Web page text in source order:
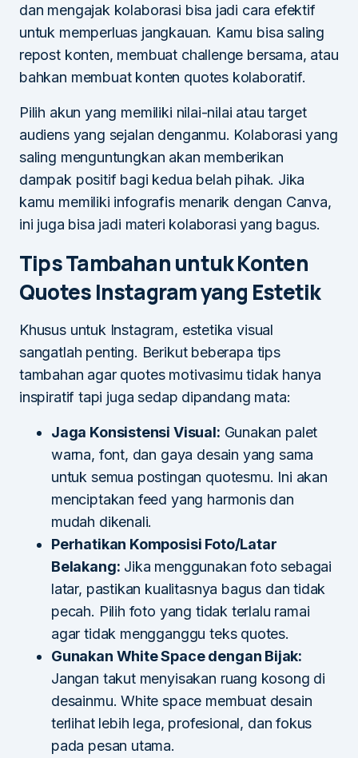
dan mengajak kolaborasi bisa jadi cara efektif
untuk memperluas jangkauan. Kamu bisa saling
repost konten, membuat challenge bersama, atau
bahkan membuat konten quotes kolaboratif.
Pilih akun yang memiliki nilai-nilai atau target
audiens yang sejalan denganmu. Kolaborasi yang
saling menguntungkan akan memberikan
dampak positif bagi kedua belah pihak. Jika
kamu memiliki infografis menarik dengan Canva,
ini juga bisa jadi materi kolaborasi yang bagus.
Tips Tambahan untuk Konten
Quotes Instagram yang Estetik
Khusus untuk Instagram, estetika visual
sangatlah penting. Berikut beberapa tips
tambahan agar quotes motivasimu tidak hanya
inspiratif tapi juga sedap dipandang mata:
Jaga Konsistensi Visual: Gunakan palet
warna, font, dan gaya desain yang sama
untuk semua postingan quotesmu. Ini akan
menciptakan feed yang harmonis dan
mudah dikenali.
Perhatikan Komposisi Foto/Latar
Belakang: Jika menggunakan foto sebagai
latar, pastikan kualitasnya bagus dan tidak
pecah. Pilih foto yang tidak terlalu ramai
agar tidak mengganggu teks quotes.
Gunakan White Space dengan Bijak:
Jangan takut menyisakan ruang kosong di
desainmu. White space membuat desain
terlihat lebih lega, profesional, dan fokus
pada pesan utama.